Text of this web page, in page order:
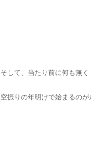
そして、当たり前に何も無く
空振りの年明けで始まるのが